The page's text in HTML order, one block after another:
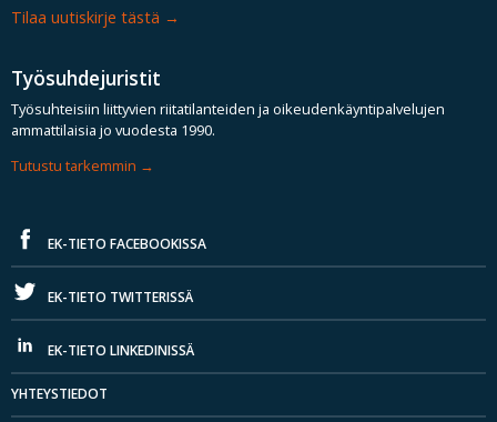
Tilaa uutiskirje tästä
Työsuhdejuristit
Työsuhteisiin liittyvien riitatilanteiden ja oikeudenkäyntipalvelujen
ammattilaisia jo vuodesta 1990.
Tutustu tarkemmin
EK-TIETO FACEBOOKISSA
EK-TIETO TWITTERISSÄ
EK-TIETO LINKEDINISSÄ
YHTEYSTIEDOT